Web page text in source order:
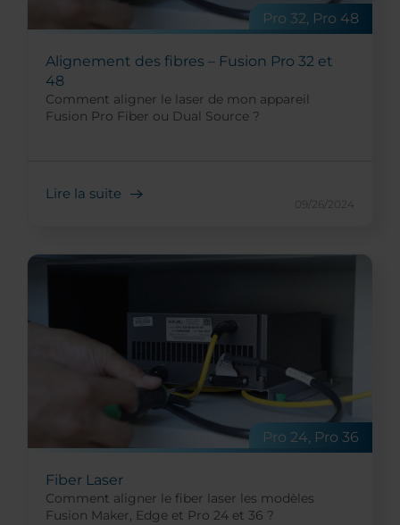
Pro 32, Pro 48
Alignement des fibres – Fusion Pro 32 et
48
Comment aligner le laser de mon appareil
Fusion Pro Fiber ou Dual Source ?
Lire la suite
09/26/2024
Pro 24, Pro 36
Fiber Laser
Comment aligner le fiber laser les modèles
Fusion Maker, Edge et Pro 24 et 36 ?